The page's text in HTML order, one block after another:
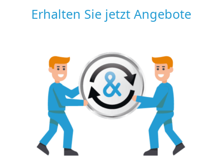
Erhalten Sie jetzt Angebote